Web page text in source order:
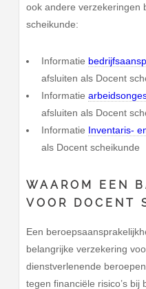
ook andere verzekeringen
scheikunde:
Informatie
afsluiten als Docent
Informatie
afsluiten als Docent
Informatie Inventaris-
als Docent scheikunde
WAAROM EEN
VOOR DOCENT
Een
belangrijke verzekering
dienstverlenende
tegen financiële risico’s